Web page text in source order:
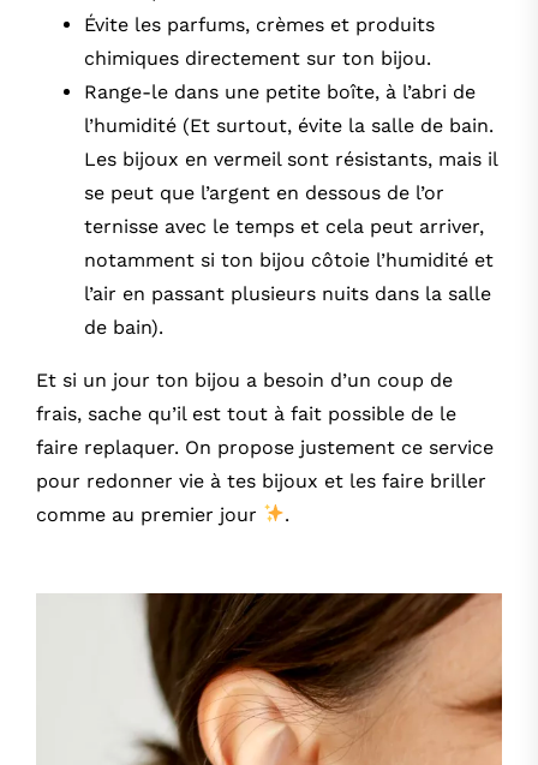
Évite les parfums, crèmes et produits
chimiques directement sur ton bijou.
Range-le dans une petite boîte, à l’abri de
l’humidité (Et surtout, évite la salle de bain.
Les bijoux en vermeil sont résistants, mais il
se peut que l’argent en dessous de l’or
ternisse avec le temps et cela peut arriver,
notamment si ton bijou côtoie l’humidité et
l’air en passant plusieurs nuits dans la salle
de bain).
Et si un jour ton bijou a besoin d’un coup de
frais, sache qu’il est tout à fait possible de le
faire replaquer. On propose justement ce service
pour redonner vie à tes bijoux et les faire briller
comme au premier jour
.